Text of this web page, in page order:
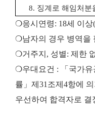
8. 징계로 해임처분
❍응시연령: 18세 이상
❍남자의 경우 병역을
❍거주지, 성별: 제한
❍우대요건 : 「국가유
률」제31조제4항에
우선하여 합격자로 결